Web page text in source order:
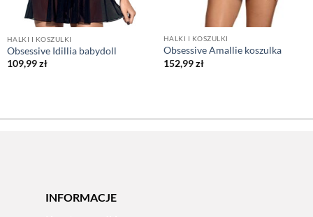
HALKI I KOSZULKI
Obsessive Idillia babydoll
109,99zł
HALKI I KOSZULKI
Obsessive Amallie koszulka
152,99zł
INFORMACJE